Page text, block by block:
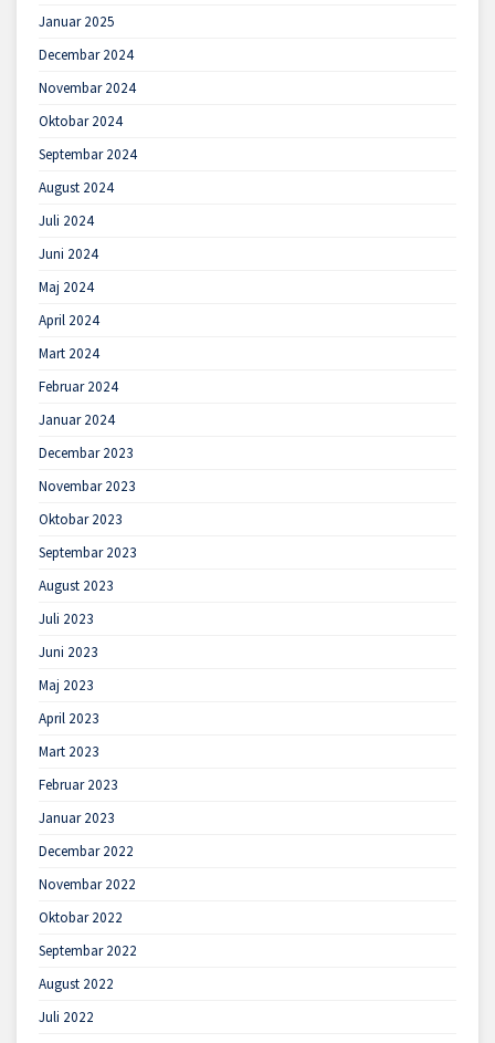
Januar 2025
Decembar 2024
Novembar 2024
Oktobar 2024
Septembar 2024
August 2024
Juli 2024
Juni 2024
Maj 2024
April 2024
Mart 2024
Februar 2024
Januar 2024
Decembar 2023
Novembar 2023
Oktobar 2023
Septembar 2023
August 2023
Juli 2023
Juni 2023
Maj 2023
April 2023
Mart 2023
Februar 2023
Januar 2023
Decembar 2022
Novembar 2022
Oktobar 2022
Septembar 2022
August 2022
Juli 2022